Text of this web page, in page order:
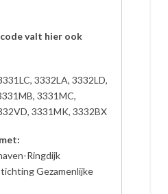
valt hier ook
3332LA, 3332LD,
3331MC,
3331MK, 3332BX
Ringdijk
Gezamenlijke